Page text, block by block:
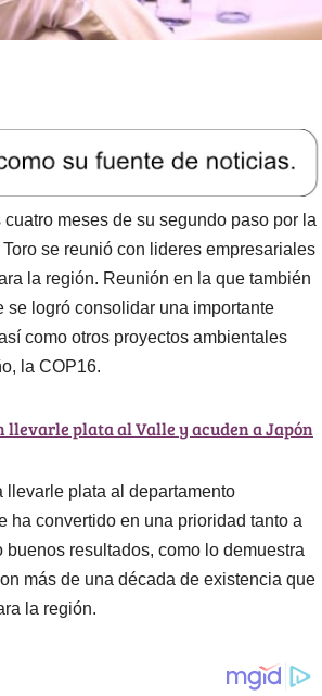
meses de su segundo paso por la
se reunió con lideres empresariales
la región. Reunión en la que también
logró consolidar una importante
como otros proyectos ambientales
la COP16.
plata al Valle y acuden a Japón
llevarle plata al departamento
ha convertido en una prioridad tanto a
resultados, como lo demuestra
más de una década de existencia que
la región.